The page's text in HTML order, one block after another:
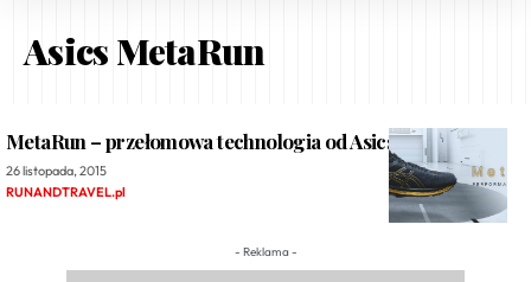
Asics MetaRun
MetaRun – przełomowa technologia od Asicsa
26 listopada, 2015
RUNANDTRAVEL.pl
- Reklama -